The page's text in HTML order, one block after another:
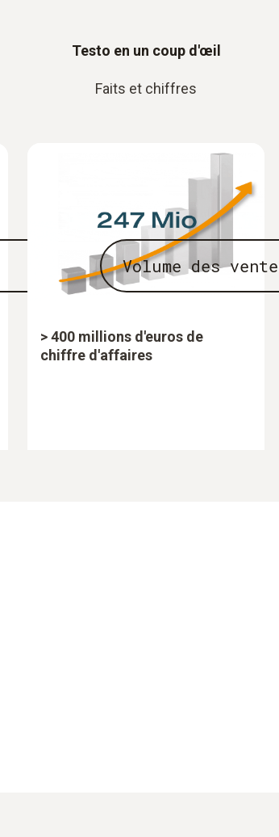
Testo en un coup d'œil
Faits et chiffres
Volume des
> 400 millions d'euros de
chiffre d'affaires